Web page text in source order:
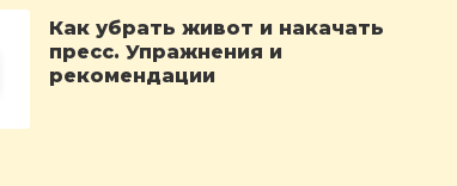
Как убрать живот и накачать
пресс. Упражнения и
рекомендации